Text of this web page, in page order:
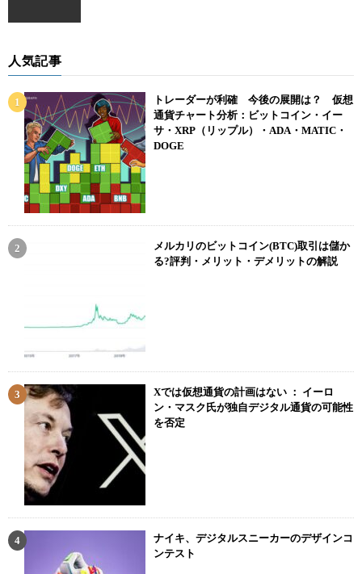
人気記事
トレーダーが利確 今後の展開は？ 仮想
通貨チャート分析：ビットコイン・イー
サ・XRP（リップル）・ADA・MATIC・
DOGE
メルカリのビットコイン(BTC)取引は儲か
る?評判・メリット・デメリットの解説
Xでは仮想通貨の計画はない ： イーロ
ン・マスク氏が独自デジタル通貨の可能性
を否定
ナイキ、デジタルスニーカーのデザインコ
ンテスト